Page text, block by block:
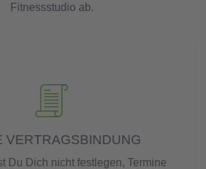
Fitnessstudio ab.
VERTRAGSBINDUNG
Du Dich nicht festlegen, Termine